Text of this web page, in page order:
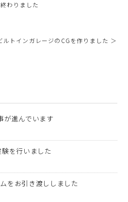
わりました
ルトインガレージのCGを作りました ＞
が進んでいます
を行いました
をお引き渡ししました